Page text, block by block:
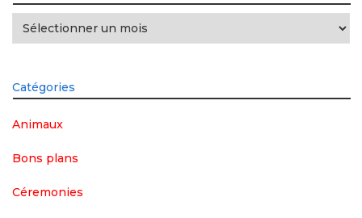
Archives
Catégories
Animaux
Bons plans
Céremonies